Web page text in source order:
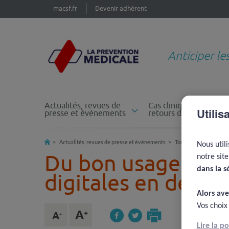
macsf.fr Devenir adhérent
Anticiper
Actualités, revues de
presse et événements
Cas cliniques et
retours d'expérience
Actualités, revues de presse et événements Toutes les actualités
Du bon usage
digitales en
Nous
notre
dans la
Alors
Vos
Lire la